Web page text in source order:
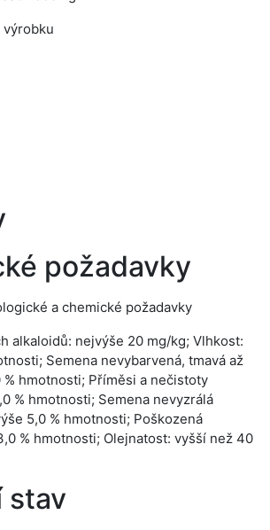
požadavky
a chemické požadavky
alkaloidů: nejvýše 20 mg/kg; Vlhkost:
Semena nevybarvená, tmavá až
hmotnosti; Příměsi a nečistoty
% hmotnosti; Semena nevyzrálá
5,0 % hmotnosti; Poškozená
% hmotnosti; Olejnatost: vyšší než 40
stav